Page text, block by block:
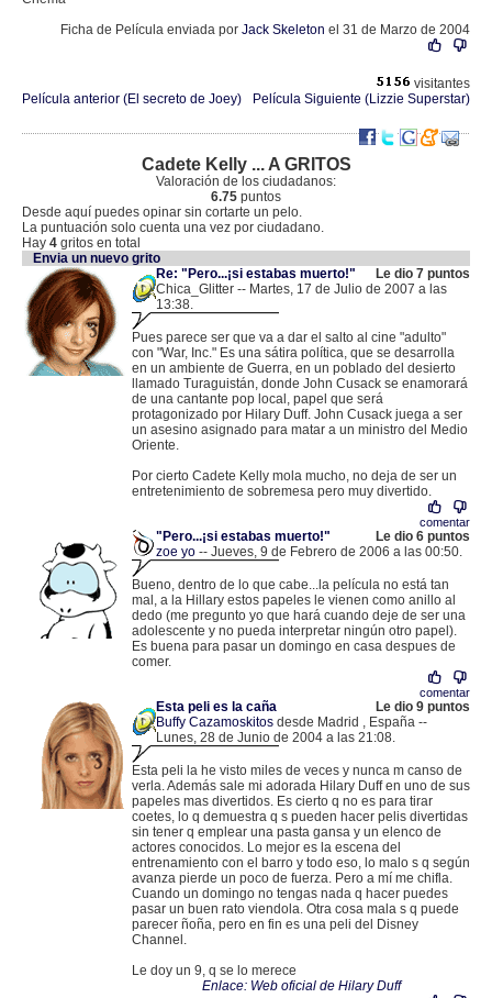
Ficha de Película enviada por Jack Skeleton el 31 de Marzo de 2004
visitantes
Película anterior (El secreto de Joey)
Película Siguiente (Lizzie Superstar)
Cadete Kelly ... A GRITOS
Valoración de los ciudadanos:
6.75 puntos
Desde aquí puedes opinar sin cortarte un pelo.
La puntuación solo cuenta una vez por ciudadano.
Hay 4 gritos en total
Envia un nuevo grito
Re: "Pero...¡si estabas muerto!"
Le dio 7 puntos
Chica_Glitter -- Martes, 17 de Julio de 2007 a las
13:38.
Pues parece ser que va a dar el salto al cine "adulto"
con "War, Inc." Es una sátira política, que se desarrolla
en un ambiente de Guerra, en un poblado del desierto
llamado Turaguistán, donde John Cusack se enamorará
de una cantante pop local, papel que será
protagonizado por Hilary Duff. John Cusack juega a ser
un asesino asignado para matar a un ministro del Medio
Oriente.
Por cierto Cadete Kelly mola mucho, no deja de ser un
entretenimiento de sobremesa pero muy divertido.
comentar
"Pero...¡si estabas muerto!"
Le dio 6 puntos
zoe yo -- Jueves, 9 de Febrero de 2006 a las 00:50.
Bueno, dentro de lo que cabe...la película no está tan
mal, a la Hillary estos papeles le vienen como anillo al
dedo (me pregunto yo que hará cuando deje de ser una
adolescente y no pueda interpretar ningún otro papel).
Es buena para pasar un domingo en casa despues de
comer.
comentar
Esta peli es la caña
Le dio 9 puntos
Buffy Cazamoskitos desde Madrid , España --
Lunes, 28 de Junio de 2004 a las 21:08.
Esta peli la he visto miles de veces y nunca m canso de
verla. Además sale mi adorada Hilary Duff en uno de sus
papeles mas divertidos. Es cierto q no es para tirar
coetes, lo q demuestra q s pueden hacer pelis divertidas
sin tener q emplear una pasta gansa y un elenco de
actores conocidos. Lo mejor es la escena del
entrenamiento con el barro y todo eso, lo malo s q según
avanza pierde un poco de fuerza. Pero a mí me chifla.
Cuando un domingo no tengas nada q hacer puedes
pasar un buen rato viendola. Otra cosa mala s q puede
parecer ñoña, pero en fin es una peli del Disney
Channel.
Le doy un 9, q se lo merece
Enlace: Web oficial de Hilary Duff